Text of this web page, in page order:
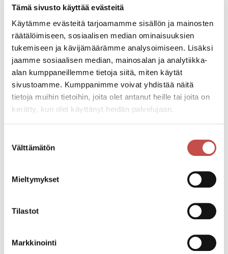
Tämä sivusto käyttää evästeitä
Käytämme evästeitä tarjoamamme sisällön ja mainosten
räätälöimiseen, sosiaalisen median ominaisuuksien
tukemiseen ja kävijämäärämme analysoimiseen. Lisäksi
jaamme sosiaalisen median, mainosalan ja analytiikka-
alan kumppaneillemme tietoja siitä, miten käytät
sivustoamme. Kumppanimme voivat yhdistää näitä
tietoja muihin tietoihin, joita olet antanut heille tai joita on
kerätty, kun olet käyttänyt heidän palvelujaan.
valinta
Välttämätön
Mieltymykset
Tilastot
Markkinointi
Tartu digiin! -kiertueen järjestää Digibuusti!-hanke,
joka on Jyväskylän ammattikorkeakoulun ja
Jyväskylän kesäyliopiston yhdessä toteuttama ja
Maaseuturahaston rahoittama hanke.
Päivän aikana luvassa:
– Henkilökohtaista opastusta digipalveluiden ja -
laitteiden käyttöön.
– Ajankohtaista tietoa sähköisistä palveluista.
Klo 10.30 Tapani Kiminkinen: Maalaislääkärin reseptit
Tapahtumatiedot